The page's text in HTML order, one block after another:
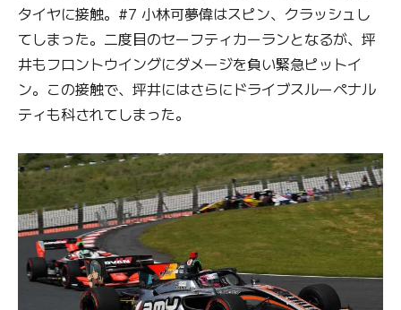
タイヤに接触。#7 小林可夢偉はスピン、クラッシュし
てしまった。二度目のセーフティカーランとなるが、坪
井もフロントウイングにダメージを負い緊急ピットイ
ン。この接触で、坪井にはさらにドライブスルーペナル
ティも科されてしまった。